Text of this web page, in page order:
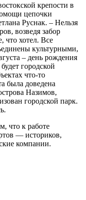
крепости в
цепочки
Руснак. – Нельзя
возведя забор
что хотел. Все
культурными,
– день рождения
городской
что-то
была доведена
Назимов,
городской парк.
что к работе
— историков,
компании.